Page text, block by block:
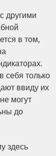
другими
в том,
себя только
ввиду их
могут
до
здесь